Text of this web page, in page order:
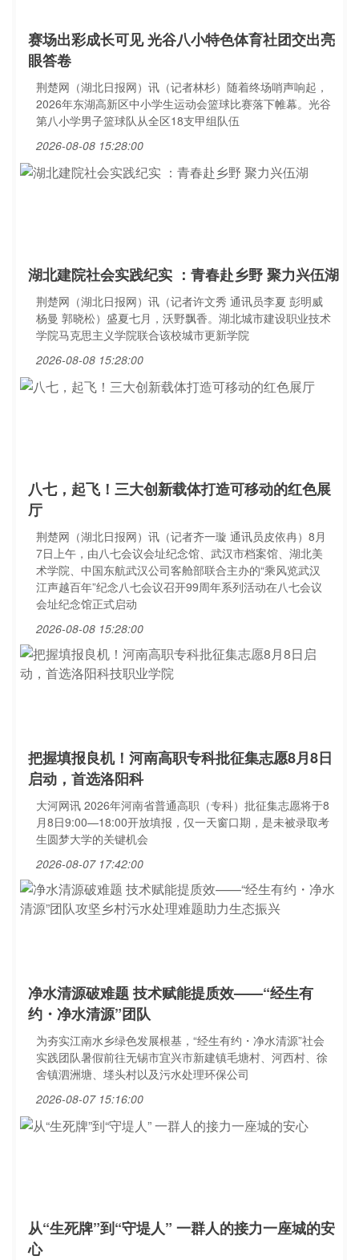
赛场出彩成长可见 光谷八小特色体育社团交出亮
眼答卷
荆楚网（湖北日报网）讯（记者林杉）随着终场哨声响起，
2026年东湖高新区中小学生运动会篮球比赛落下帷幕。光谷
第八小学男子篮球队从全区18支甲组队伍
2026-08-08 15:28:00
湖北建院社会实践纪实 ：青春赴乡野 聚力兴伍湖
荆楚网（湖北日报网）讯（记者许文秀 通讯员李夏 彭明威
杨曼 郭晓松）盛夏七月，沃野飘香。湖北城市建设职业技术
学院马克思主义学院联合该校城市更新学院
2026-08-08 15:28:00
八七，起飞！三大创新载体打造可移动的红色展
厅
荆楚网（湖北日报网）讯（记者齐一璇 通讯员皮依冉）8月
7日上午，由八七会议会址纪念馆、武汉市档案馆、湖北美
术学院、中国东航武汉公司客舱部联合主办的“乘风览武汉
江声越百年”纪念八七会议召开99周年系列活动在八七会议
会址纪念馆正式启动
2026-08-08 15:28:00
把握填报良机！河南高职专科批征集志愿8月8日
启动，首选洛阳科
大河网讯 2026年河南省普通高职（专科）批征集志愿将于8
月8日9:00—18:00开放填报，仅一天窗口期，是未被录取考
生圆梦大学的关键机会
2026-08-07 17:42:00
净水清源破难题 技术赋能提质效——“经生有
约・净水清源”团队
为夯实江南水乡绿色发展根基，“经生有约・净水清源”社会
实践团队暑假前往无锡市宜兴市新建镇毛塘村、河西村、徐
舍镇泗洲塘、堘头村以及污水处理环保公司
2026-08-07 15:16:00
从“生死牌”到“守堤人” 一群人的接力一座城的安
心